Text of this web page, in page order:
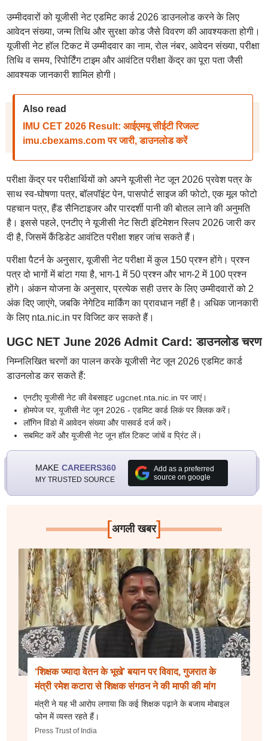
उम्मीदवारों को यूजीसी नेट एडमिट कार्ड 2026 डाउनलोड करने के लिए
आवेदन संख्या, जन्म तिथि और सुरक्षा कोड जैसे विवरण की आवश्यकता होगी।
यूजीसी नेट हॉल टिकट में उम्मीदवार का नाम, रोल नंबर, आवेदन संख्या, परीक्षा
तिथि व समय, रिपोर्टिंग टाइम और आवंटित परीक्षा केंद्र का पूरा पता जैसी
आवश्यक जानकारी शामिल होगी।
Also read
IMU CET 2026 Result: आईएमयू सीईटी रिजल्ट
imu.cbexams.com पर जारी, डाउनलोड करें
परीक्षा केंद्र पर परीक्षार्थियों को अपने यूजीसी नेट जून 2026 प्रवेश पत्र के
साथ स्व-घोषणा पत्र, बॉलपॉइंट पेन, पासपोर्ट साइज की फोटो, एक मूल फोटो
पहचान पत्र, हैंड सैनिटाइजर और पारदर्शी पानी की बोतल लाने की अनुमति
है। इससे पहले, एनटीए ने यूजीसी नेट सिटी इंटिमेशन स्लिप 2026 जारी कर
दी है, जिसमें कैंडिडेट आवंटित परीक्षा शहर जांच सकते हैं।
परीक्षा पैटर्न के अनुसार, यूजीसी नेट परीक्षा में कुल 150 प्रश्न होंगे। प्रश्न
पत्र दो भागों में बांटा गया है, भाग-1 में 50 प्रश्न और भाग-2 में 100 प्रश्न
होंगे। अंकन योजना के अनुसार, प्रत्येक सही उत्तर के लिए उम्मीदवारों को 2
अंक दिए जाएंगे, जबकि नेगेटिव मार्किंग का प्रावधान नहीं है। अधिक जानकारी
के लिए nta.nic.in पर विजिट कर सकते हैं।
UGC NET June 2026 Admit Card: डाउनलोड चरण
निम्नलिखित चरणों का पालन करके यूजीसी नेट जून 2026 एडमिट कार्ड
डाउनलोड कर सकते हैं:
एनटीए यूजीसी नेट की वेबसाइट ugcnet.nta.nic.in पर जाएं।
होमपेज पर, यूजीसी नेट जून 2026 - एडमिट कार्ड लिकं पर क्लिक करें।
लॉगिन विंडो में आवेदन संख्या और पासवर्ड दर्ज करें।
सबमिट करें और यूजीसी नेट जून हॉल टिकट जांचें व प्रिंट लें।
MAKE CAREERS360
MY TRUSTED SOURCE
Add as a preferred
source on google
[अगली खबर]
‘शिक्षक ज्यादा वेतन के भूखे’ बयान पर विवाद, गुजरात के
मंत्री रमेश कटारा से शिक्षक संगठन ने की माफी की मांग
मंत्री ने यह भी आरोप लगाया कि कई शिक्षक पढ़ाने के बजाय मोबाइल
फोन में व्यस्त रहते हैं।
Press Trust of India